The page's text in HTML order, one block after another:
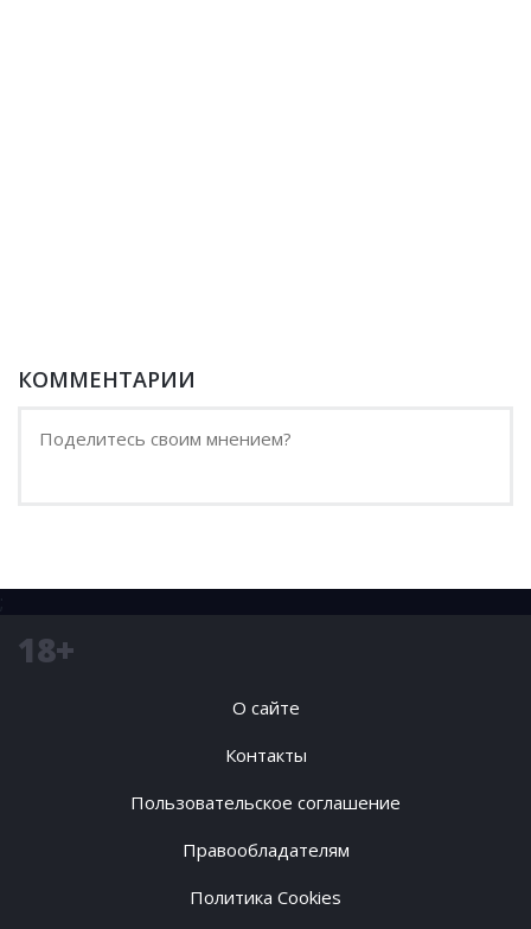
КОММЕНТАРИИ
;
18+
О сайте
Контакты
Пользовательское соглашение
Правообладателям
Политика Cookies